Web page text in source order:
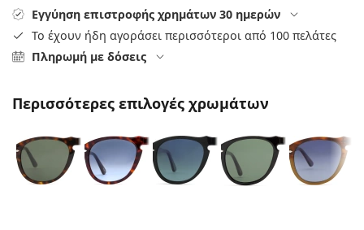
Persol
Prada
Εγγύηση επιστροφής χρημάτων 30 ημερών
Το έχουν ήδη αγοράσει περισσότεροι από 100 πελάτες
Πληρωμή με δόσεις
Περισσότερες επιλογές χρωμάτων